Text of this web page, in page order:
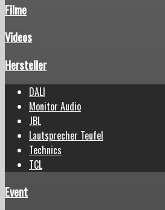
Filme
Videos
Hersteller
DALI
Monitor Audio
JBL
Lautsprecher Teufel
Technics
TCL
Event